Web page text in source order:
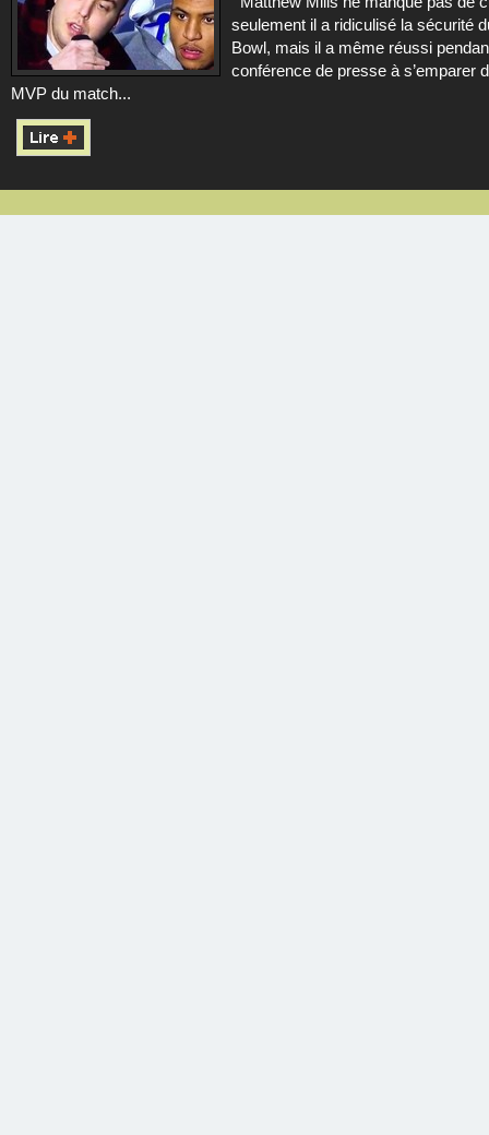
seulement il a ridiculisé la sécurité
Bowl, mais il a même réussi
conférence de presse à s’emparer
MVP du match...